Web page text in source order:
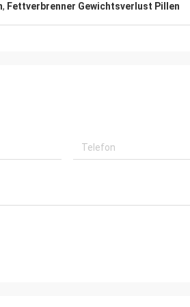
, Fettverbrenner Gewichtsverlust Pillen